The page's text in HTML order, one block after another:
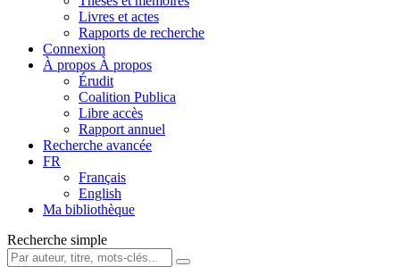
Livres et actes
Rapports de recherche
Connexion
À propos À propos
Érudit
Coalition Publica
Libre accès
Rapport annuel
Recherche avancée
FR
Français
English
Ma bibliothèque
Recherche simple